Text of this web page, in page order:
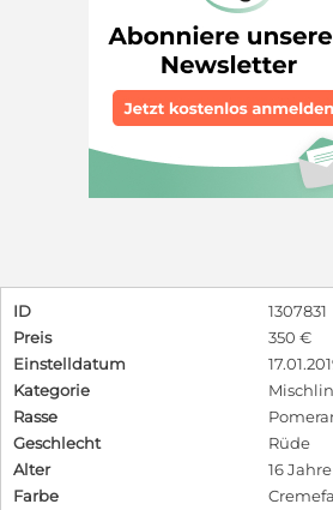
ID
1307831
Preis
350 €
Einstelldatum
Kategorie
Rasse
Geschlecht
Rüde
Alter
16 Jahre
Farbe